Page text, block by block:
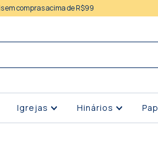
em compras acima de R$99
Igrejas Hinários